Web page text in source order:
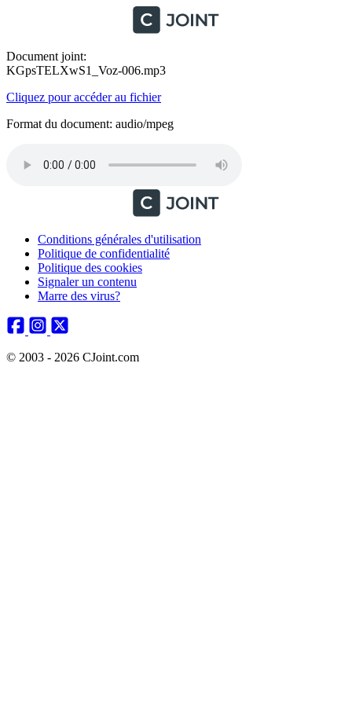
Document joint:
KGpsTELXwS1_Voz-006.mp3
Cliquez pour accéder au fichier
Format du document: audio/mpeg
Conditions générales d'utilisation
Politique de confidentialité
Politique des cookies
Signaler un contenu
Marre des virus?
© 2003 - 2026 CJoint.com